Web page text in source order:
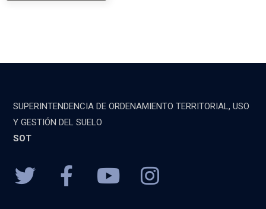
SUPERINTENDENCIA DE ORDENAMIENTO TERRITORIAL, USO
Y GESTIÓN DEL SUELO
SOT